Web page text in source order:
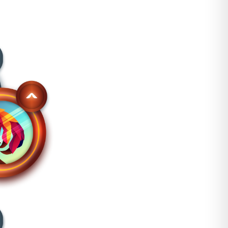
se ajusta magnéticamente y puede guardarse en la
que pueden resultar de determinados impactos.
altos niveles de tensión. El estiramiento del
cascos equipados con la tecnología MIPS puede
que se mueve dentro del casco, mimetizando el
ralentizar o reducir la cantidad de energía
podríamos reducir el riesgo y la severidad